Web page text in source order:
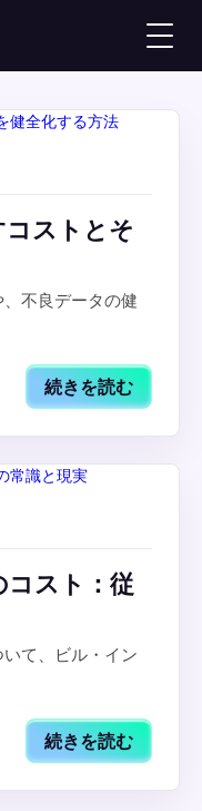
ストとそ
不良データの健
続きを読む
スト：従
て、ビル・イン
続きを読む